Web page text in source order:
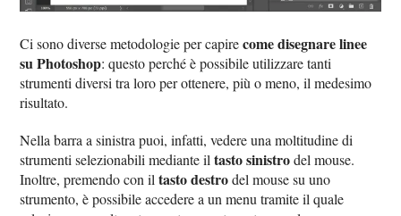
Ci sono diverse metodologie per capirecome disegnare linee
su Photoshop: questo perché è possibile utilizzare tanti
strumenti diversi tra loro per ottenere, più o meno, il medesimo
risultato.
Nella barra a sinistra puoi, infatti, vedere una moltitudine di
strumenti selezionabili mediante iltasto sinistrodel mouse.
Inoltre, premendo con iltasto destrodel mouse su uno
strumento, è possibile accedere a un menu tramite il quale